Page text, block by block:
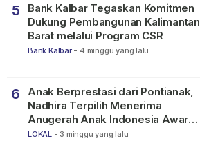
5
Bank Kalbar Tegaskan Komitmen
Dukung Pembangunan Kalimantan
Barat melalui Program CSR
Bank Kalbar - 4 minggu yang lalu
6
Anak Berprestasi dari Pontianak,
Nadhira Terpilih Menerima
Anugerah Anak Indonesia Awards
2026
LOKAL - 3 minggu yang lalu